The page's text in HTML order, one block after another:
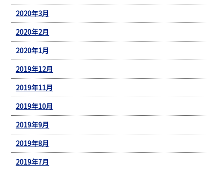
2020年3月
2020年2月
2020年1月
2019年12月
2019年11月
2019年10月
2019年9月
2019年8月
2019年7月